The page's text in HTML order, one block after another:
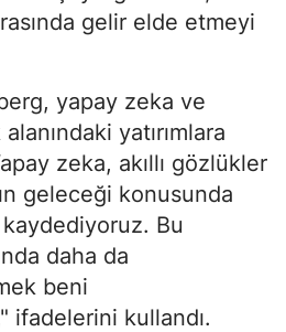
gelir elde etmeyi
yapay zeka ve
yatırımlara
zeka, akıllı gözlükler
geleceği konusunda
Bu
daha da
beni
ifadelerini kullandı.